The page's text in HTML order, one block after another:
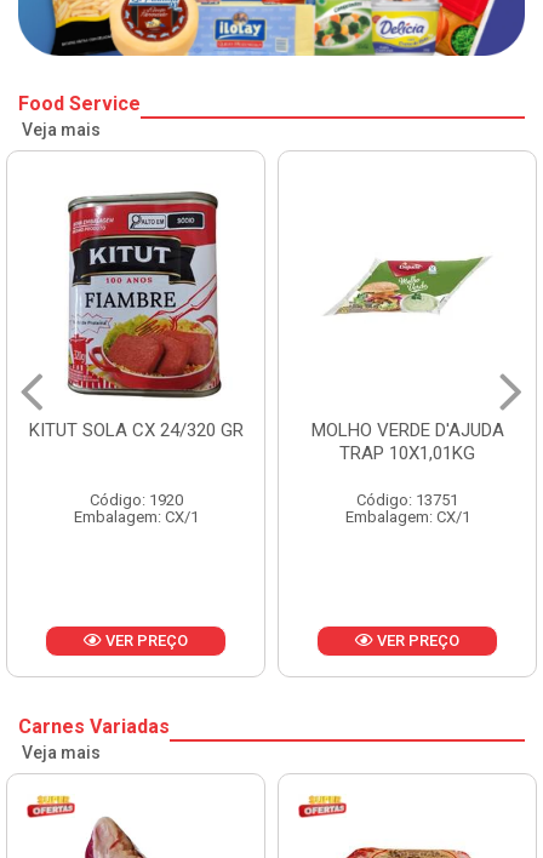
Food Service
Veja mais
KITUT SOLA CX 24/320 GR
Código: 1920
Embalagem: CX/1
VER PREÇO
MOLHO VERDE D'AJUDA
TRAP 10X1,01KG
Código: 13751
Embalagem: CX/1
VER PREÇO
Carnes Variadas
Veja mais